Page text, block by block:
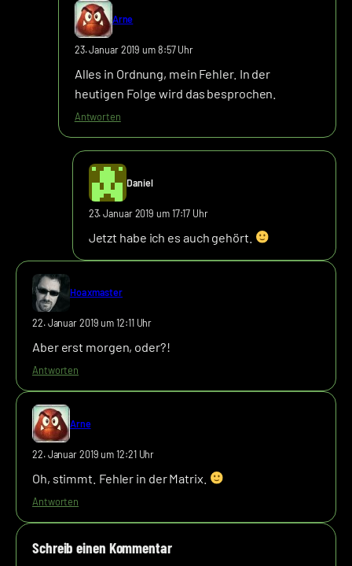
Arne
23. Januar 2019 um 8:57 Uhr
Alles in Ordnung, mein Fehler. In der
heutigen Folge wird das besprochen.
Antworten
Daniel
23. Januar 2019 um 17:17 Uhr
Jetzt habe ich es auch gehört.
Hoaxmaster
22. Januar 2019 um 12:11 Uhr
Aber erst morgen, oder?!
Antworten
Arne
22. Januar 2019 um 12:21 Uhr
Oh, stimmt. Fehler in der Matrix.
Antworten
Schreib einen Kommentar